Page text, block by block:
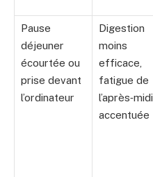
Pause
déjeuner
écourtée ou
prise devant
l’ordinateur
Digestion
moins
efficace,
fatigue de
l’après‑midi
accentuée